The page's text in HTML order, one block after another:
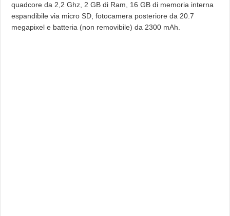
quadcore da 2,2 Ghz, 2 GB di Ram, 16 GB di memoria interna
espandibile via micro SD, fotocamera posteriore da 20.7
megapixel e batteria (non removibile) da 2300 mAh.